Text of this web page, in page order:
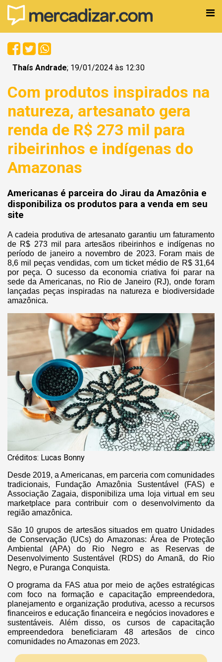
Thaís Andrade; 19/01/2024 às 12:30
Com produtos inspirados na
natureza, artesanato gera
renda de R$ 273 mil para
ribeirinhos e indígenas do
Amazonas
Americanas é parceira do Jirau da Amazônia e
disponibiliza os produtos para a venda em seu
site
A cadeia produtiva de artesanato garantiu um faturamento
de R$ 273 mil para artesãos ribeirinhos e indígenas no
período de janeiro a novembro de 2023. Foram mais de
8,6 mil peças vendidas, com um ticket médio de R$ 31,64
por peça. O sucesso da economia criativa foi parar na
sede da Americanas, no Rio de Janeiro (RJ), onde foram
lançadas peças inspiradas na natureza e biodiversidade
amazônica.
Créditos: Lucas Bonny
Desde 2019, a Americanas, em parceria com comunidades
tradicionais, Fundação Amazônia Sustentável (FAS) e
Associação Zagaia, disponibiliza uma loja virtual em seu
marketplace para contribuir com o desenvolvimento da
região amazônica.
São 10 grupos de artesãos situados em quatro Unidades
de Conservação (UCs) do Amazonas: Área de Proteção
Ambiental (APA) do Rio Negro e as Reservas de
Desenvolvimento Sustentável (RDS) do Amanã, do Rio
Negro, e Puranga Conquista.
O programa da FAS atua por meio de ações estratégicas
com foco na formação e capacitação empreendedora,
planejamento e organização produtiva, acesso a recursos
financeiros e educação financeira e negócios inovadores e
sustentáveis. Além disso, os cursos de capacitação
empreendedora beneficiaram 48 artesãos de cinco
comunidades no Amazonas em 2023.